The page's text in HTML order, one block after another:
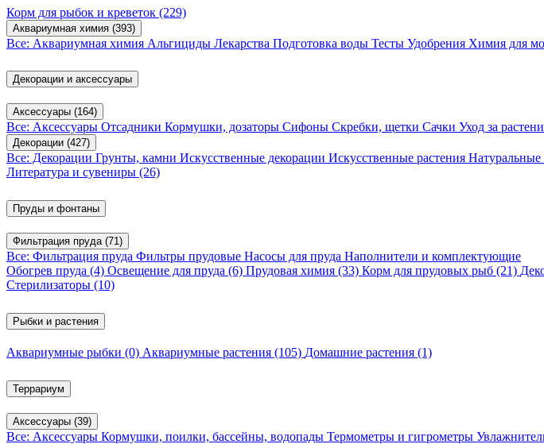
Корм для рыбок и креветок (229)
Аквариумная химия (393)
Все: Аквариумная химия Альгициды Лекарства Подготовка воды Тесты Удобрения Химия для
Декорации и аксессуары
Аксессуары (164)
Все: Аксессуары Отсадники Кормушки, дозаторы Сифоны Скребки, щетки Сачки Уход за
Декорации (427)
Все: Декорации Грунты, камни Искусственные декорации Искусственные растения Натуральные
Литература и сувениры (26)
Пруды и фонтаны
Фильтрация пруда (71)
Все: Фильтрация пруда Фильтры прудовые Насосы для пруда Наполнители и комплектующие
Обогрев пруда (4) Освещение для пруда (6) Прудовая химия (33) Корм для прудовых рыб (21)
Стерилизаторы (10)
Рыбки и растения
Аквариумные рыбки (0) Аквариумные растения (105) Домашние растения (1)
Террариум
Аксессуары (39)
Все: Аксессуары Кормушки, поилки, бассейны, водопады Термометры и гигрометры